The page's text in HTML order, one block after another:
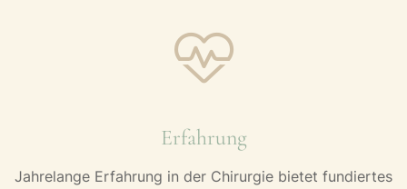
Erfahrung
Jahrelange Erfahrung in der Chirurgie bietet fundiertes